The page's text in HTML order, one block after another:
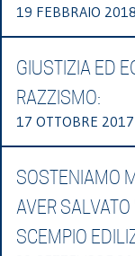
19 FEBBRAIO 2018
GIUSTIZIA ED
RAZZISMO:
17 OTTOBRE 2017
SOSTENIAMO
AVER
SCEMPIO